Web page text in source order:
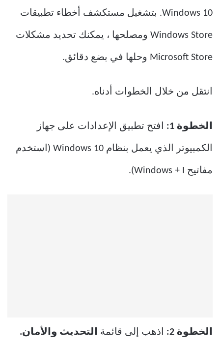
Windows 10. بتشغيل مستكشف أخطاء تطبيقات
Windows Store ومصلحها ، يمكنك تحديد مشكلات
Microsoft Store وحلها في بضع دقائق.
انتقل من خلال الخطوات أدناه.
الخطوة 1: افتح تطبيق الإعدادات على جهاز
الكمبيوتر الذي يعمل بنظام Windows 10 (استخدم
مفاتيح Windows + I).
الخطوة 2: اذهب إلى قائمة التحديث والأمان.